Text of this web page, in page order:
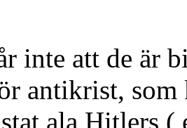
inte att de är
antikrist, som
ala Hitlers (